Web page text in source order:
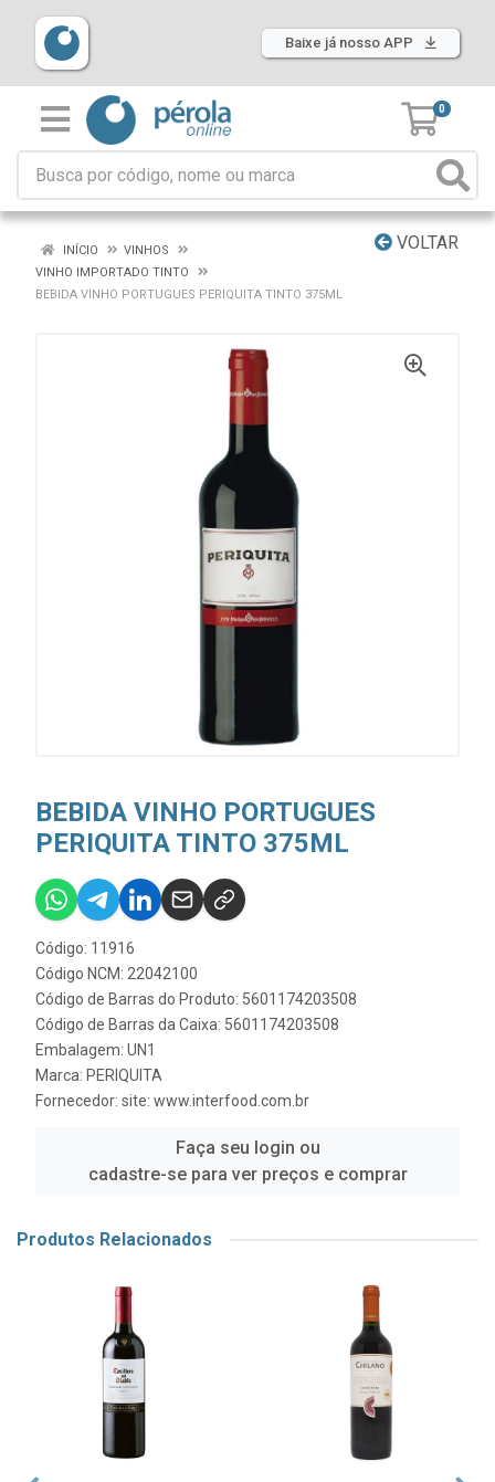
Baixe já nosso APP
0
VOLTAR
INÍCIO
VINHOS
VINHO IMPORTADO TINTO
BEBIDA VINHO PORTUGUES PERIQUITA TINTO 375ML
BEBIDA VINHO PORTUGUES
PERIQUITA TINTO 375ML
Código: 11916
Código NCM: 22042100
Código de Barras do Produto: 5601174203508
Código de Barras da Caixa: 5601174203508
Embalagem: UN1
Marca: PERIQUITA
Fornecedor: site: www.interfood.com.br
Faça seu login ou
cadastre-se para ver preços e comprar
Produtos Relacionados